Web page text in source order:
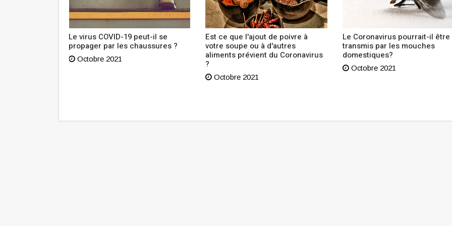
Le virus COVID-19 peut-il se
propager par les chaussures ?
Octobre 2021
Est ce que l'ajout de poivre à
votre soupe ou à d'autres
aliments prévient du Coronavirus
?
Octobre 2021
Le Coronavirus pourrait-il être
transmis par les mouches
domestiques?
Octobre 2021